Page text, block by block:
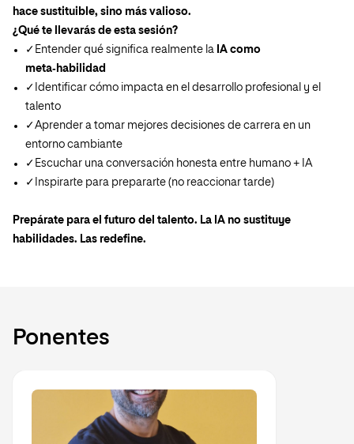
hace sustituible, sino más valioso.
¿Qué te llevarás de esta sesión?
✓Entender qué significa realmente la IA como
meta‑habilidad
✓Identificar cómo impacta en el desarrollo profesional y el
talento
✓Aprender a tomar mejores decisiones de carrera en un
entorno cambiante
✓Escuchar una conversación honesta entre humano + IA
✓Inspirarte para prepararte (no reaccionar tarde)
Prepárate para el futuro del talento. La IA no sustituye
habilidades. Las redefine.
Ponentes